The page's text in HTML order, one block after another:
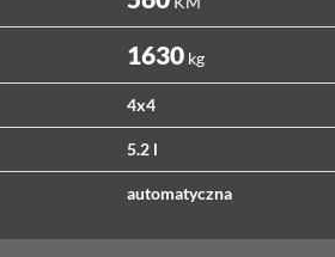
1630 kg
4x4
5.2 l
automatyczna